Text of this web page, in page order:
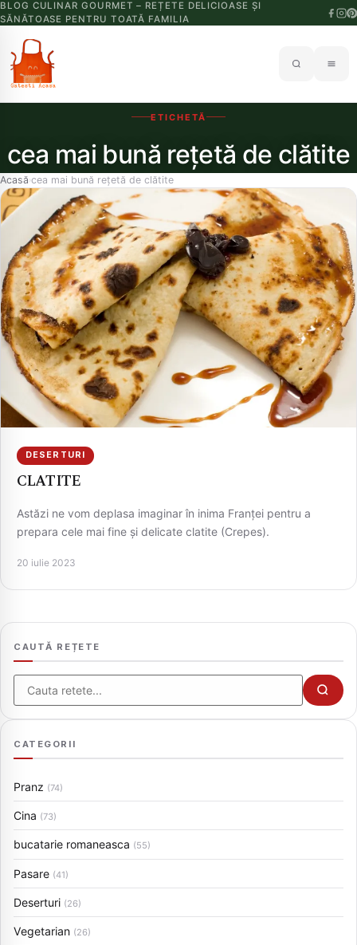
BLOG CULINAR GOURMET – REȚETE DELICIOASE ȘI
SĂNĂTOASE PENTRU TOATĂ FAMILIA
ETICHETĂ
cea mai bună rețetă de clătite
Acasă›cea mai bună rețetă de clătite
DESERTURI
CLATITE
Astăzi ne vom deplasa imaginar în inima Franței pentru a
prepara cele mai fine și delicate clatite (Crepes).
20 iulie 2023
CAUTĂ REȚETE
Cauta
CATEGORII
Pranz (74)
Cina (73)
bucatarie romaneasca (55)
Pasare (41)
Deserturi (26)
Vegetarian (26)